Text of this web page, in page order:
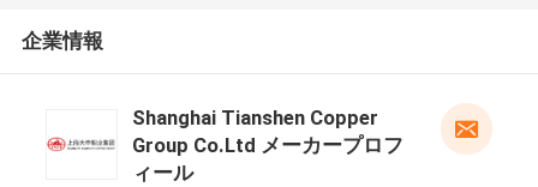
企業情報
Shanghai Tianshen Copper
Group Co.Ltd メーカープロフ
ィール